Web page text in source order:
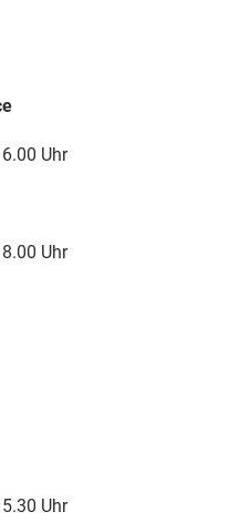
Uhr
Uhr
Uhr